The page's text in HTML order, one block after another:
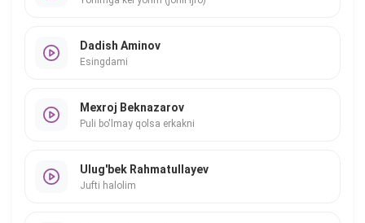
Dadish Aminov
Esingdami
Mexroj Beknazarov
Puli bo'lmay qolsa erkakni
Ulug'bek Rahmatullayev
Jufti halolim